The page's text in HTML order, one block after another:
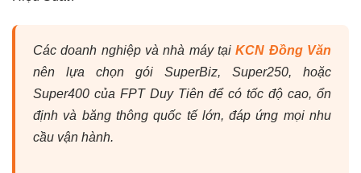
Các doanh nghiệp và nhà máy tạiKCN Đồng Văn
nên lựa chọn gói SuperBiz, Super250, hoặc
Super400 của FPT Duy Tiên để có tốc độ cao, ổn
định và băng thông quốc tế lớn, đáp ứng mọi nhu
cầu vận hành.